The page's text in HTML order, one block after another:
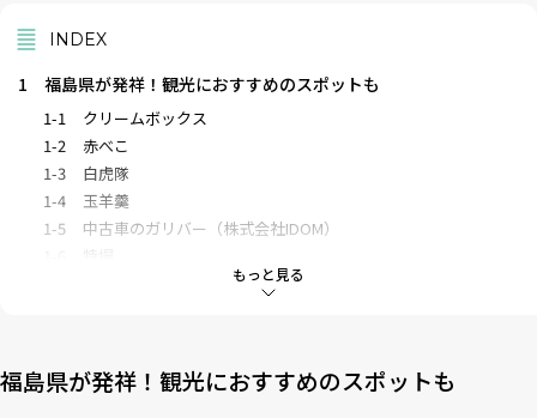
もっと見る
INDEX
1 福島県が発祥！観光におすすめのスポットも
1-1
クリームボックス
1-2
赤べこ
1-3
白虎隊
1-4
玉羊羹
1-5
中古車のガリバー（株式会社IDOM）
福島には文化・食・産業にまつわる始まりがいっぱい！
福島県が発祥！観光におすすめのスポットも